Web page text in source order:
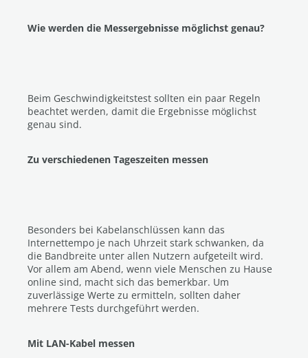
Wie werden die Messergebnisse möglichst genau?
Beim Geschwindigkeitstest sollten ein paar Regeln
beachtet werden, damit die Ergebnisse möglichst
genau sind.
Zu verschiedenen Tageszeiten messen
Besonders bei Kabelanschlüssen kann das
Internettempo je nach Uhrzeit stark schwanken, da
die Bandbreite unter allen Nutzern aufgeteilt wird.
Vor allem am Abend, wenn viele Menschen zu Hause
online sind, macht sich das bemerkbar. Um
zuverlässige Werte zu ermitteln, sollten daher
mehrere Tests durchgeführt werden.
Mit LAN-Kabel messen